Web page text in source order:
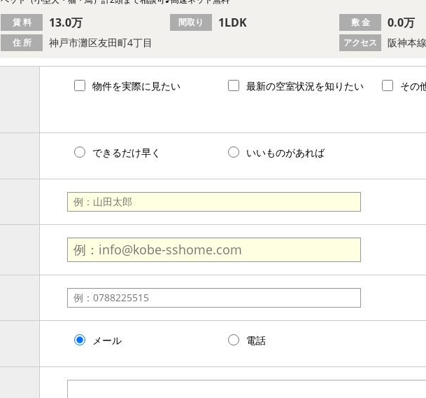
住 所 神戸市灘区友田町4丁目 アクセス 阪神本
賃 料 13.0万 間取り 1LDK 敷 金 0.0万
物件を実際に見たい 最新の空室状況を知りたい その
できるだけ早く いいものがあれば
メール 電話